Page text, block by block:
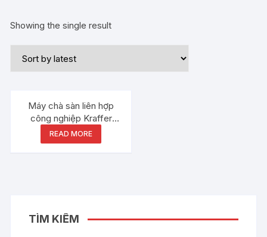
Showing the single result
Máy chà sàn liên hợp
công nghiệp Kraffer
KF150
READ MORE
TÌM KIẾM